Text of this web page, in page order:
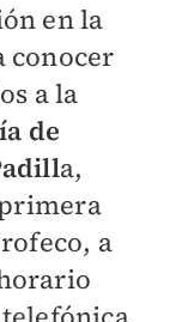
en la
conocer
a la
de
a,
a